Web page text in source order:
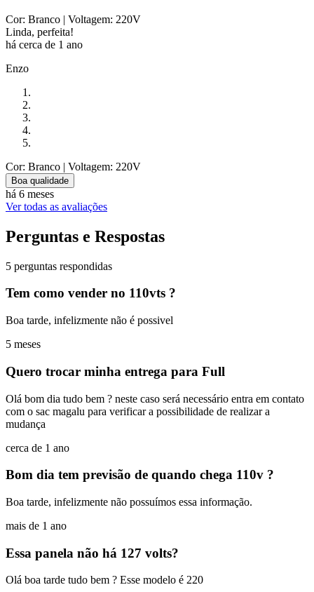
Cor: Branco | Voltagem: 220V
Linda, perfeita!
há cerca de 1 ano
Enzo
Cor: Branco | Voltagem: 220V
Boa qualidade
há 6 meses
Ver todas as avaliações
Perguntas e Respostas
5 perguntas respondidas
Tem como vender no 110vts ?
Boa tarde, infelizmente não é possivel
5 meses
Quero trocar minha entrega para Full
Olá bom dia tudo bem ? neste caso será necessário entra em contato
com o sac magalu para verificar a possibilidade de realizar a
mudança
cerca de 1 ano
Bom dia tem previsão de quando chega 110v ?
Boa tarde, infelizmente não possuímos essa informação.
mais de 1 ano
Essa panela não há 127 volts?
Olá boa tarde tudo bem ? Esse modelo é 220